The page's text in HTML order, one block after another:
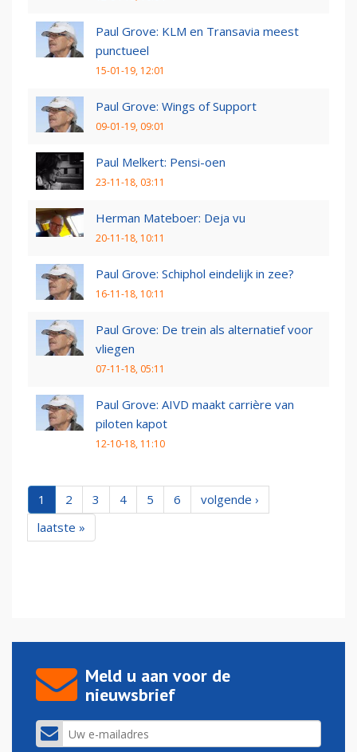
Paul Grove: KLM en Transavia meest
punctueel
15-01-19, 12:01
Paul Grove: Wings of Support
09-01-19, 09:01
Paul Melkert: Pensi-oen
23-11-18, 03:11
Herman Mateboer: Deja vu
20-11-18, 10:11
Paul Grove: Schiphol eindelijk in zee?
16-11-18, 10:11
Paul Grove: De trein als alternatief voor
vliegen
07-11-18, 05:11
Paul Grove: AIVD maakt carrière van
piloten kapot
12-10-18, 11:10
1 2 3 4 5 6
volgende ›
laatste »
Meld u aan voor de
nieuwsbrief